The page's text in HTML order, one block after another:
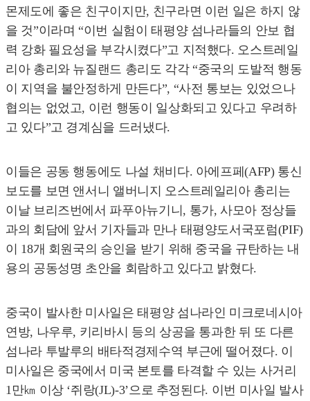
몬제도에 좋은 친구이지만, 친구라면 이런 일은 하지 않
을 것”이라며 “이번 실험이 태평양 섬나라들의 안보 협
력 강화 필요성을 부각시켰다”고 지적했다. 오스트레일
리아 총리와 뉴질랜드 총리도 각각 “중국의 도발적 행동
이 지역을 불안정하게 만든다”, “사전 통보는 있었으나
협의는 없었고, 이런 행동이 일상화되고 있다고 우려하
고 있다”고 경계심을 드러냈다.
이들은 공동 행동에도 나설 채비다. 아에프페(AFP) 통신
보도를 보면 앤서니 앨버니지 오스트레일리아 총리는
이날 브리즈번에서 파푸아뉴기니, 통가, 사모아 정상들
과의 회담에 앞서 기자들과 만나 태평양도서국포럼(PIF)
이 18개 회원국의 승인을 받기 위해 중국을 규탄하는 내
용의 공동성명 초안을 회람하고 있다고 밝혔다.
중국이 발사한 미사일은 태평양 섬나라인 미크로네시아
연방, 나우루, 키리바시 등의 상공을 통과한 뒤 또 다른
섬나라 투발루의 배타적경제수역 부근에 떨어졌다. 이
미사일은 중국에서 미국 본토를 타격할 수 있는 사거리
1만㎞ 이상 ‘쥐랑(JL)-3’으로 추정된다. 이번 미사일 발사